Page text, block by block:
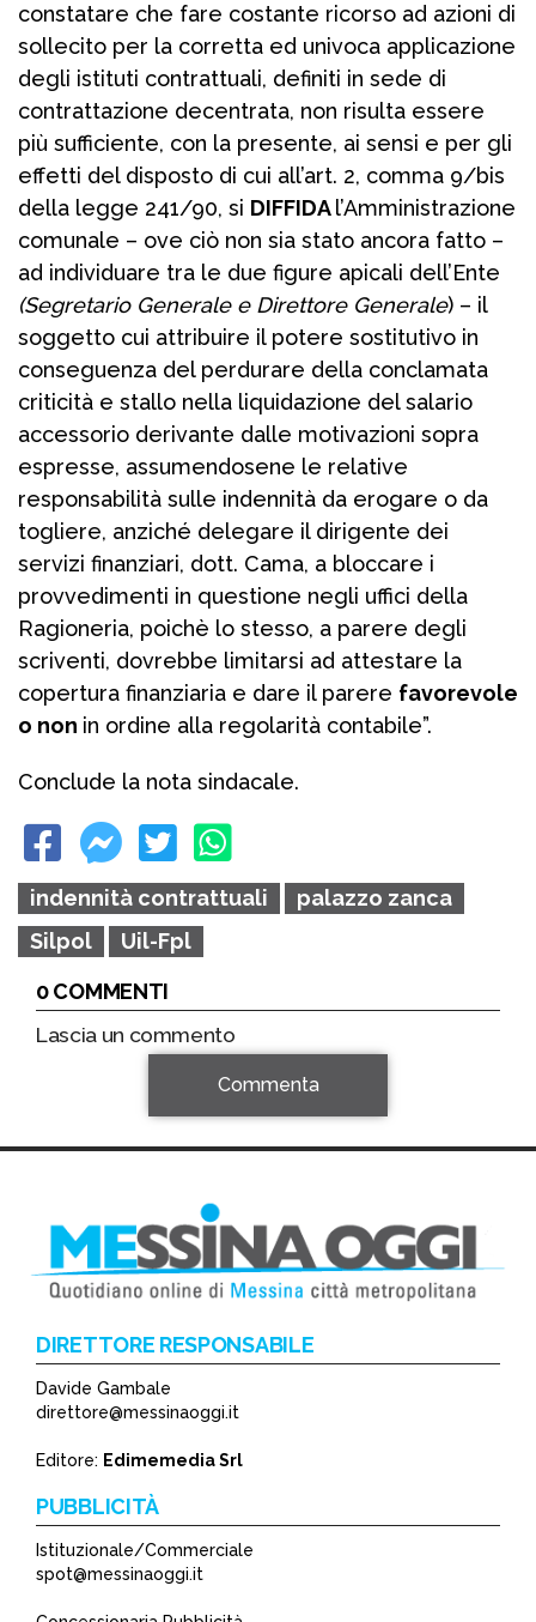
constatare che fare costante ricorso ad azioni di
sollecito per la corretta ed univoca applicazione
degli istituti contrattuali, definiti in sede di
contrattazione decentrata, non risulta essere
più sufficiente, con la presente, ai sensi e per gli
effetti del disposto di cui all’art. 2, comma 9/bis
della legge 241/90, si DIFFIDAl’Amministrazione
comunale – ove ciò non sia stato ancora fatto –
ad individuare tra le due figure apicali dell’Ente
(Segretario Generale e Direttore Generale) – il
soggetto cui attribuire il potere sostitutivo in
conseguenza del perdurare della conclamata
criticità e stallo nella liquidazione del salario
accessorio derivante dalle motivazioni sopra
espresse, assumendosene le relative
responsabilità sulle indennità da erogare o da
togliere, anziché delegare il dirigente dei
servizi finanziari, dott. Cama, a bloccare i
provvedimenti in questione negli uffici della
Ragioneria, poichè lo stesso, a parere degli
scriventi, dovrebbe limitarsi ad attestare la
copertura finanziaria e dare il parere favorevole
o non in ordine alla regolarità contabile”.
Conclude la nota sindacale.
indennità contrattuali
palazzo zanca
Silpol
Uil-Fpl
0 COMMENTI
Lascia un commento
*
Commenta
DIRETTORE RESPONSABILE
Davide Gambale
direttore@messinaoggi.it
Editore: Edimemedia Srl
PUBBLICITÀ
Istituzionale/Commerciale
spot@messinaoggi.it